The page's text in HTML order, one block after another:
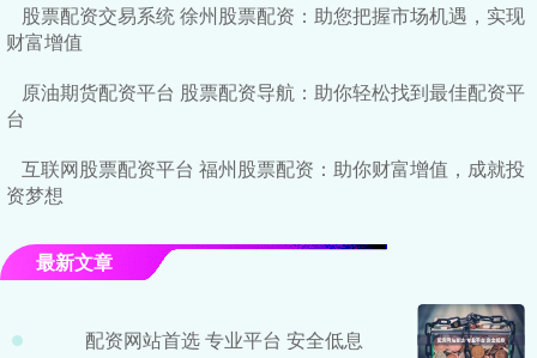
股票配资交易系统 徐州股票配资：助您把握市场机遇，实现
财富增值
原油期货配资平台 股票配资导航：助你轻松找到最佳配资平
台
互联网股票配资平台 福州股票配资：助你财富增值，成就投
资梦想
最新文章
配资网站首选 专业平台 安全低息